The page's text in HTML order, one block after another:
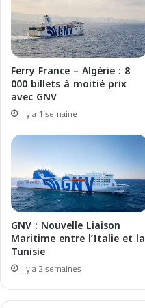
a
r
e
n
f
o
r
c
e
s
s
l
i
a
i
s
o
n
s
s
e
i
l
e
:
p
r
o
i
t
e
z
d
e
5
%
Ferry France – Algérie : 8
000 billets à moitié prix
avec GNV
il y a 1 semaine
GNV : Nouvelle Liaison
Maritime entre l’Italie et la
Tunisie
il y a 2 semaines